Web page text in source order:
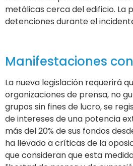
metálicas cerca del edificio. La
detenciones durante el
Manifestaciones
La nueva legislación requerirá
organizaciones de prensa, no
grupos sin fines de lucro, se
de intereses de una potencia
más del 20% de sus fondos
ha llevado a críticas de la
que consideran que esta